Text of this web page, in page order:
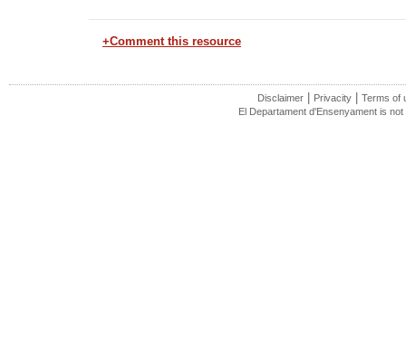
+Comment this resource
Disclaimer | Privacity | Terms of
El Departament d'Ensenyament is